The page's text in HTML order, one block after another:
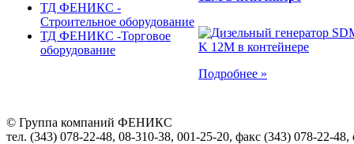
ТД ФЕНИКС -
Строительное оборудование
ТД ФЕНИКС -Торговое
оборудование
Подробнее »
© Группа компаний ФЕНИКС
тел. (343) 078-22-48, 08-310-38, 001-25-20, факс (343) 078-22-